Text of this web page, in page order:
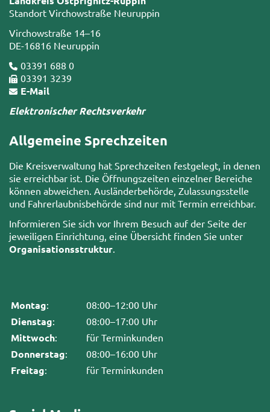
Standort Virchowstraße Neuruppin
Virchowstraße 14–16
DE-16816 Neuruppin
03391 688 0
03391 3239
E-Mail
Elektronischer Rechtsverkehr
Allgemeine Sprechzeiten
Die Kreisverwaltung hat Sprechzeiten festgelegt, in denen
sie erreichbar ist. Die Öffnungszeiten einzelner Bereiche
können abweichen. Ausländerbehörde, Zulassungsstelle
und Fahrerlaubnisbehörde sind nur mit Termin erreichbar.
Informieren Sie sich vor Ihrem Besuch auf der Seite der
jeweiligen Einrichtung, eine Übersicht finden Sie unter
Organisationsstruktur
Montag: 08:00–12:00 Uhr
Dienstag: 08:00–17:00 Uhr
Mittwoch: für Terminkunden
Donnerstag: 08:00–16:00 Uhr
Freitag: für Terminkunden